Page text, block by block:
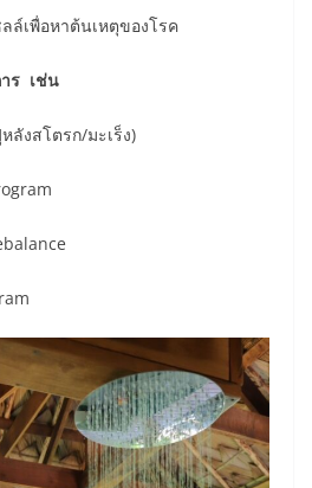
ล์เพื่อหาต้นเหตุของโรค
ร เช่น
ลังสโตรก/มะเร็ง)